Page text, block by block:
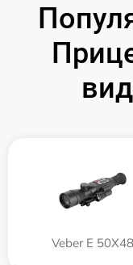
Veber E 50X48